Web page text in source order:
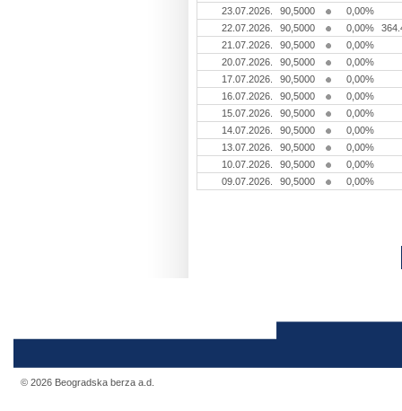
23.07.2026.
90,5000
0,00%
22.07.2026.
90,5000 0,00%
21.07.2026.
90,5000
0,00%
20.07.2026.
90,5000
0,00%
17.07.2026.
90,5000
0,00%
16.07.2026.
90,5000
0,00%
15.07.2026.
90,5000
0,00%
14.07.2026.
90,5000
0,00%
13.07.2026.
90,5000
0,00%
10.07.2026.
90,5000
0,00%
09.07.2026.
90,5000 0,00%
© 2026 Beogradska berza a.d.